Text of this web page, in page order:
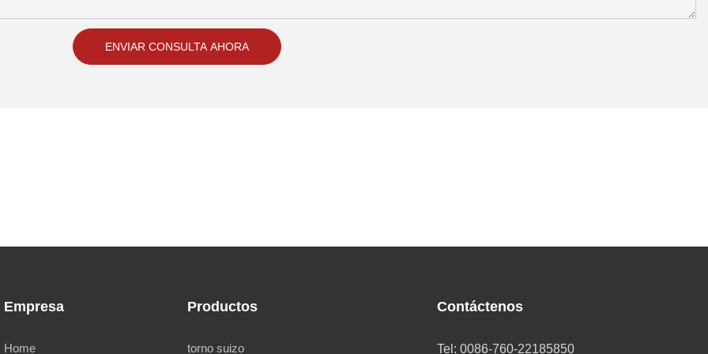
ENVIAR CONSULTA AHORA
Empresa
Home
Productos
torno suizo
Contáctenos
Tel: 0086-760-22185850